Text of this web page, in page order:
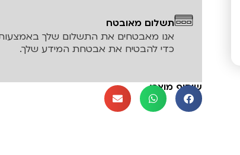
תשלום מאובטח
אנו מאבטחים את התשלום שלך באמצעות
כדי להבטיח את אבטחת המידע שלך.
שיתוף מוצר: